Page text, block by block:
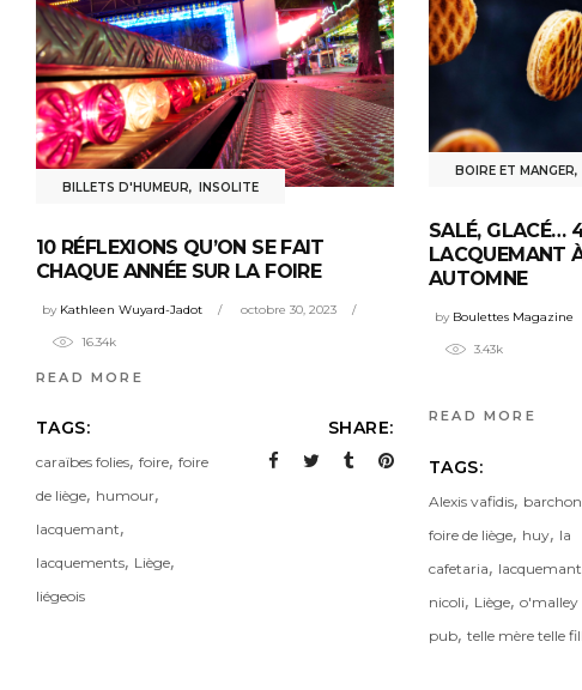
BILLETS D'HUMEUR, INSOLITE
10 RÉFLEXIONS QU’ON SE FAIT
CHAQUE ANNÉE SUR LA FOIRE
by Kathleen Wuyard-Jadot octobre 30, 2023
16.34k
READ MORE
TAGS:
caraïbes folies, foire, foire
de liège, humour,
lacquemant,
lacquements, Liège,
liégeois
SHARE:
BOIRE ET MANGER,
SALÉ, GLACÉ…
LACQUEMANT
AUTOMNE
by Boulettes Magazine
3.43k
READ MORE
TAGS:
Alexis vafidis, barchon
foire de liège, huy, la
cafetaria, lacquemant
nicoli, Liège, o'malley
pub, telle mère telle